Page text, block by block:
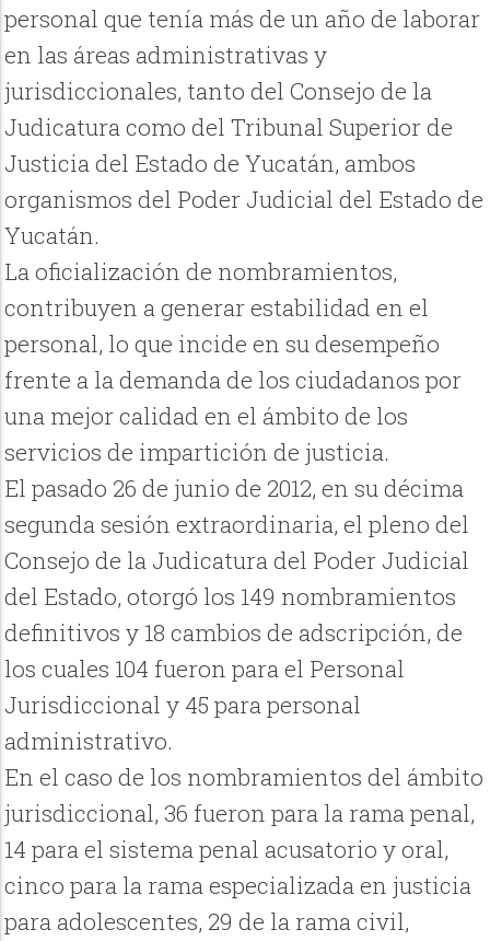
personal que tenía más de un año de laborar
en las áreas administrativas y
jurisdiccionales, tanto del Consejo de la
Judicatura como del Tribunal Superior de
Justicia del Estado de Yucatán, ambos
organismos del Poder Judicial del Estado de
Yucatán.
La oficialización de nombramientos,
contribuyen a generar estabilidad en el
personal, lo que incide en su desempeño
frente a la demanda de los ciudadanos por
una mejor calidad en el ámbito de los
servicios de impartición de justicia.
El pasado 26 de junio de 2012, en su décima
segunda sesión extraordinaria, el pleno del
Consejo de la Judicatura del Poder Judicial
del Estado, otorgó los 149 nombramientos
definitivos y 18 cambios de adscripción, de
los cuales 104 fueron para el Personal
Jurisdiccional y 45 para personal
administrativo.
En el caso de los nombramientos del ámbito
jurisdiccional, 36 fueron para la rama penal,
14 para el sistema penal acusatorio y oral,
cinco para la rama especializada en justicia
para adolescentes, 29 de la rama civil,